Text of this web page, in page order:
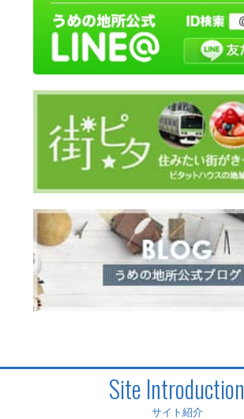
Site Introduction
サイト紹介